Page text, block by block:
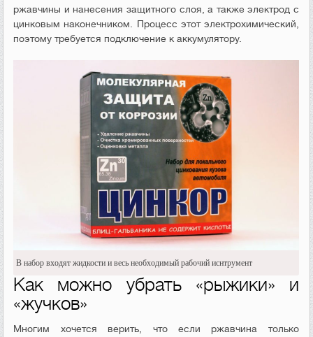
ржавчины и нанесения защитного слоя, а также электрод с
цинковым наконечником. Процесс этот электрохимический,
поэтому требуется подключение к аккумулятору.
В набор входят жидкости и весь необходимый рабочий иснтрумент
Как можно убрать «рыжики» и
«жучков»
Многим хочется верить, что если ржавчина только